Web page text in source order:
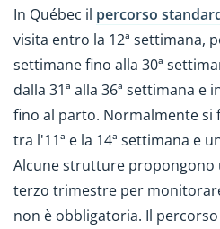
In Québec il percorso
visita entro la 12ª settimana,
settimane fino alla 30ª
dalla 31ª alla 36ª settimana e
fino al parto. Normalmente si
tra l'11ª e la 14ª settimana e
Alcune strutture propongono
terzo trimestre per
non è obbligatoria. Il